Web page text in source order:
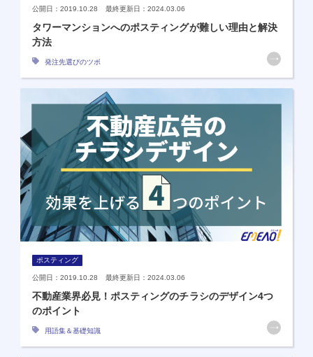
公開日：2019.10.28 最終更新日：2024.03.06
タワーマンションへのポスティングが難しい理由と解決
方法
発注先選びのツボ
ポスティング
公開日：2019.10.28 最終更新日：2024.03.06
不動産業界必見！ポスティングのチラシのデザイン4つ
のポイント
用語集＆基礎知識